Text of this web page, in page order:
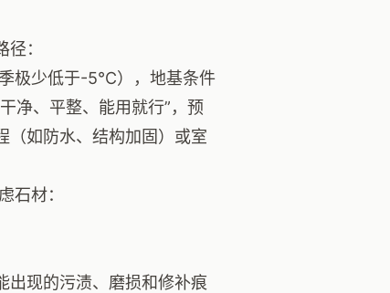
：
极少低于-5℃），地基条件
净、平整、能用就行”，预
（如防水、结构加固）或室
石材：
出现的污渍、磨损和修补痕